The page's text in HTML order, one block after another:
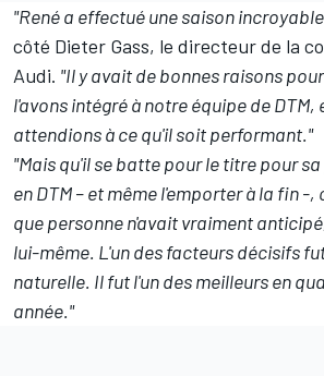
"René a effectué une saison
côté Dieter Gass, le directeur de la
Audi. "Il y avait de bonnes raisons
l'avons intégré à notre équipe de DTM,
attendions à ce qu'il soit performant."
"Mais qu'il se batte pour le titre pour
en DTM – et même l'emporter à la fin -
que personne n'avait vraiment
lui-même. L'un des facteurs décisifs
naturelle. Il fut l'un des meilleurs en
année."